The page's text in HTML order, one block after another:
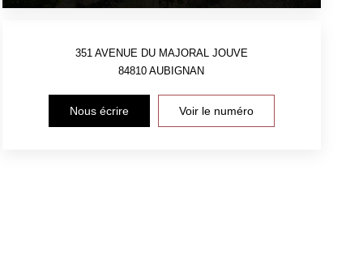
351 AVENUE DU MAJORAL JOUVE
84810AUBIGNAN
Nous écrire Voir le numéro